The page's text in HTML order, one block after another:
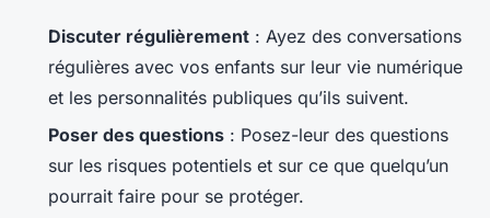
Discuter régulièrement : Ayez des conversations
régulières avec vos enfants sur leur vie numérique
et les personnalités publiques qu’ils suivent.
Poser des questions : Posez-leur des questions
sur les risques potentiels et sur ce que quelqu’un
pourrait faire pour se protéger.